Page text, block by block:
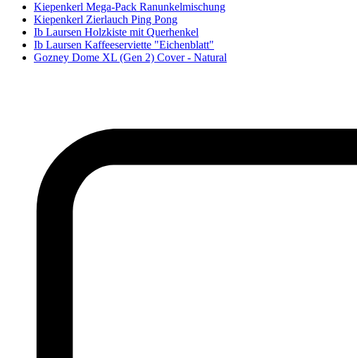
Kiepenkerl Mega-Pack Ranunkelmischung
Kiepenkerl Zierlauch Ping Pong
Ib Laursen Holzkiste mit Querhenkel
Ib Laursen Kaffeeserviette "Eichenblatt"
Gozney Dome XL (Gen 2) Cover - Natural